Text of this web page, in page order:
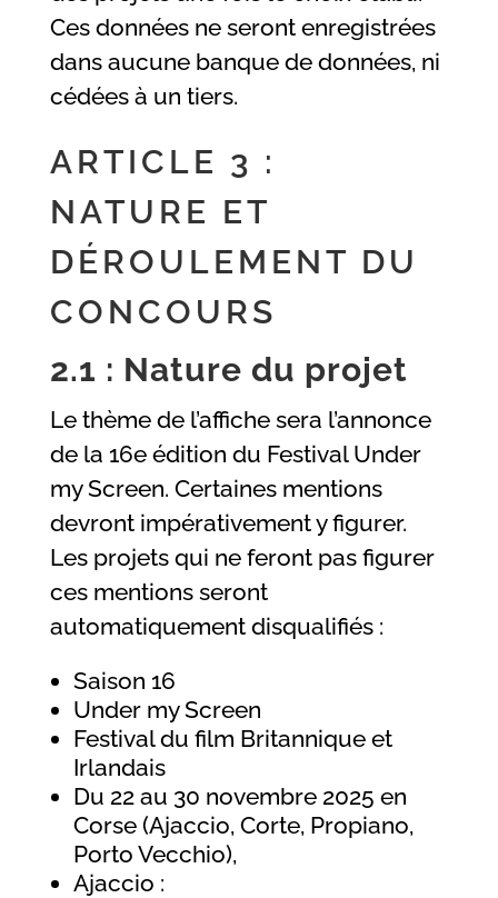
Ces données ne seront enregistrées
dans aucune banque de données, ni
cédées à un tiers.
ARTICLE 3 :
NATURE ET
DÉROULEMENT DU
CONCOURS
2.1 : Nature du projet
Le thème de l’affiche sera l’annonce
de la 16e édition du Festival Under
my Screen. Certaines mentions
devront impérativement y figurer.
Les projets qui ne feront pas figurer
ces mentions seront
automatiquement disqualifiés :
Saison 16
Under my Screen
Festival du film Britannique et
Irlandais
Du 22 au 30 novembre 2025 en
Corse (Ajaccio, Corte, Propiano,
Porto Vecchio),
Ajaccio :